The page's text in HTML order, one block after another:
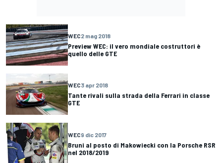
WEC2 mag 2018
Preview WEC: il vero mondiale costruttori è
quello delle GTE
WEC3 apr 2018
Tante rivali sulla strada della Ferrari in classe
GTE
WEC9 dic 2017
Bruni al posto di Makowiecki con la Porsche RSR
nel 2018/2019